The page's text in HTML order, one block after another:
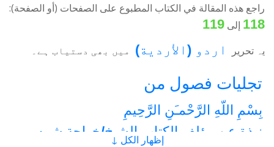
راجع هذه المقالة في الكتاب المطبوع على الصفحات (أو الصفحة):
118 إلى 119
یہ تحریر اردو ( الأردية) میں بھی دستیاب ہے۔
تجلیات فصول من
بِسْمِ اللّهِ الرَّحْمـَنِ الرَّحِيمِ
نبذة عن مؤلف الكتاب الشيخ/خواجة شمس
إظهار الكل ↓